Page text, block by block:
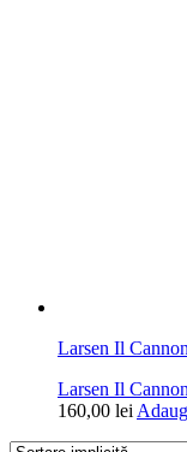
Larsen Il
Larsen Il
160,00 lei